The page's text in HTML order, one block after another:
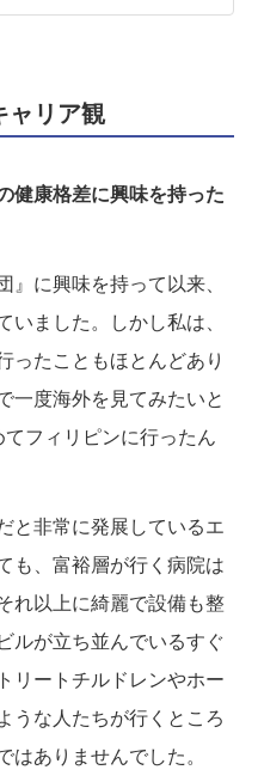
ャリア観
健康格差に興味を持った
』に興味を持って以来、
いました。しかし私は、
ったこともほとんどあり
一度海外を見てみたいと
フィリピンに行ったん
と非常に発展しているエ
も、富裕層が行く病院は
れ以上に綺麗で設備も整
ルが立ち並んでいるすぐ
リートチルドレンやホー
うな人たちが行くところ
はありませんでした。